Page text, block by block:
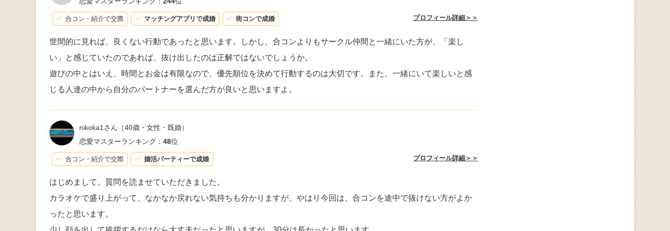
合コン・紹介で交際 マッチングアプリで成婚 街コンで成婚 プロフィール詳細＞＞
世間的に見れば、良くない行動であったと思います。しかし、合コンよりもサークル仲間と一緒にいた方が、「楽し
い」と感じていたのであれば、抜け出したのは正解ではないでしょうか。
遊びの中とはいえ、時間とお金は有限なので、優先順位を決めて行動するのは大切です。また、一緒にいて楽しいと感
じる人達の中から自分のパートナーを選んだ方が良いと思いますよ。
nikoka1さん （40歳・女性・既婚）
恋愛マスターランキング： 48位
合コン・紹介で交際 婚活パーティーで成婚 プロフィール詳細＞＞
はじめまして。質問を読ませていただきました。
カラオケで盛り上がって、なかなか戻れない気持ちも分かりますが、やはり今回は、合コンを途中で抜けない方がよか
ったと思います。